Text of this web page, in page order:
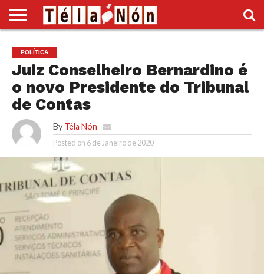
POLÍTICA
ECONOMIA
SOCIEDADE
CULTURA
DESPORTO
SUPLEMENTO
VÍDEOS
ANÚNCIOS
DIVERSOS
POLÍTICA
Juiz Conselheiro Bernardino é
o novo Presidente do Tribunal
de Contas
By Téla Nón
Posted on 6 de Janeiro de 2020